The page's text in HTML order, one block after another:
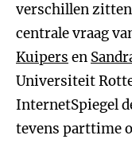
verschillen
centrale vraag
Kuipers en
Universiteit
InternetSpiegel
tevens parttime